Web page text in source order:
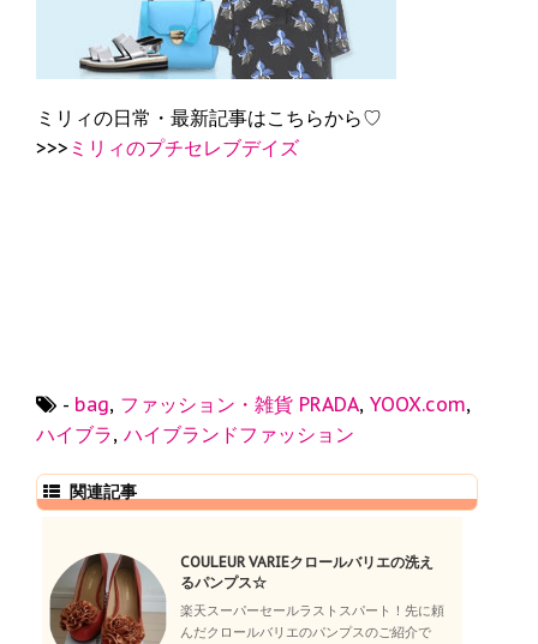
ミリィの日常・最新記事はこちらから♡
>>> ミリィのプチセレブデイズ
- bag, ファッション・雑貨 PRADA, YOOX.com,
ハイブラ, ハイブランドファッション
関連記事
COULEUR VARIEクロールバリエの洗え
るパンプス☆
楽天スーパーセールラストスパート！先に頼
んだクロールバリエのパンプスのご紹介で